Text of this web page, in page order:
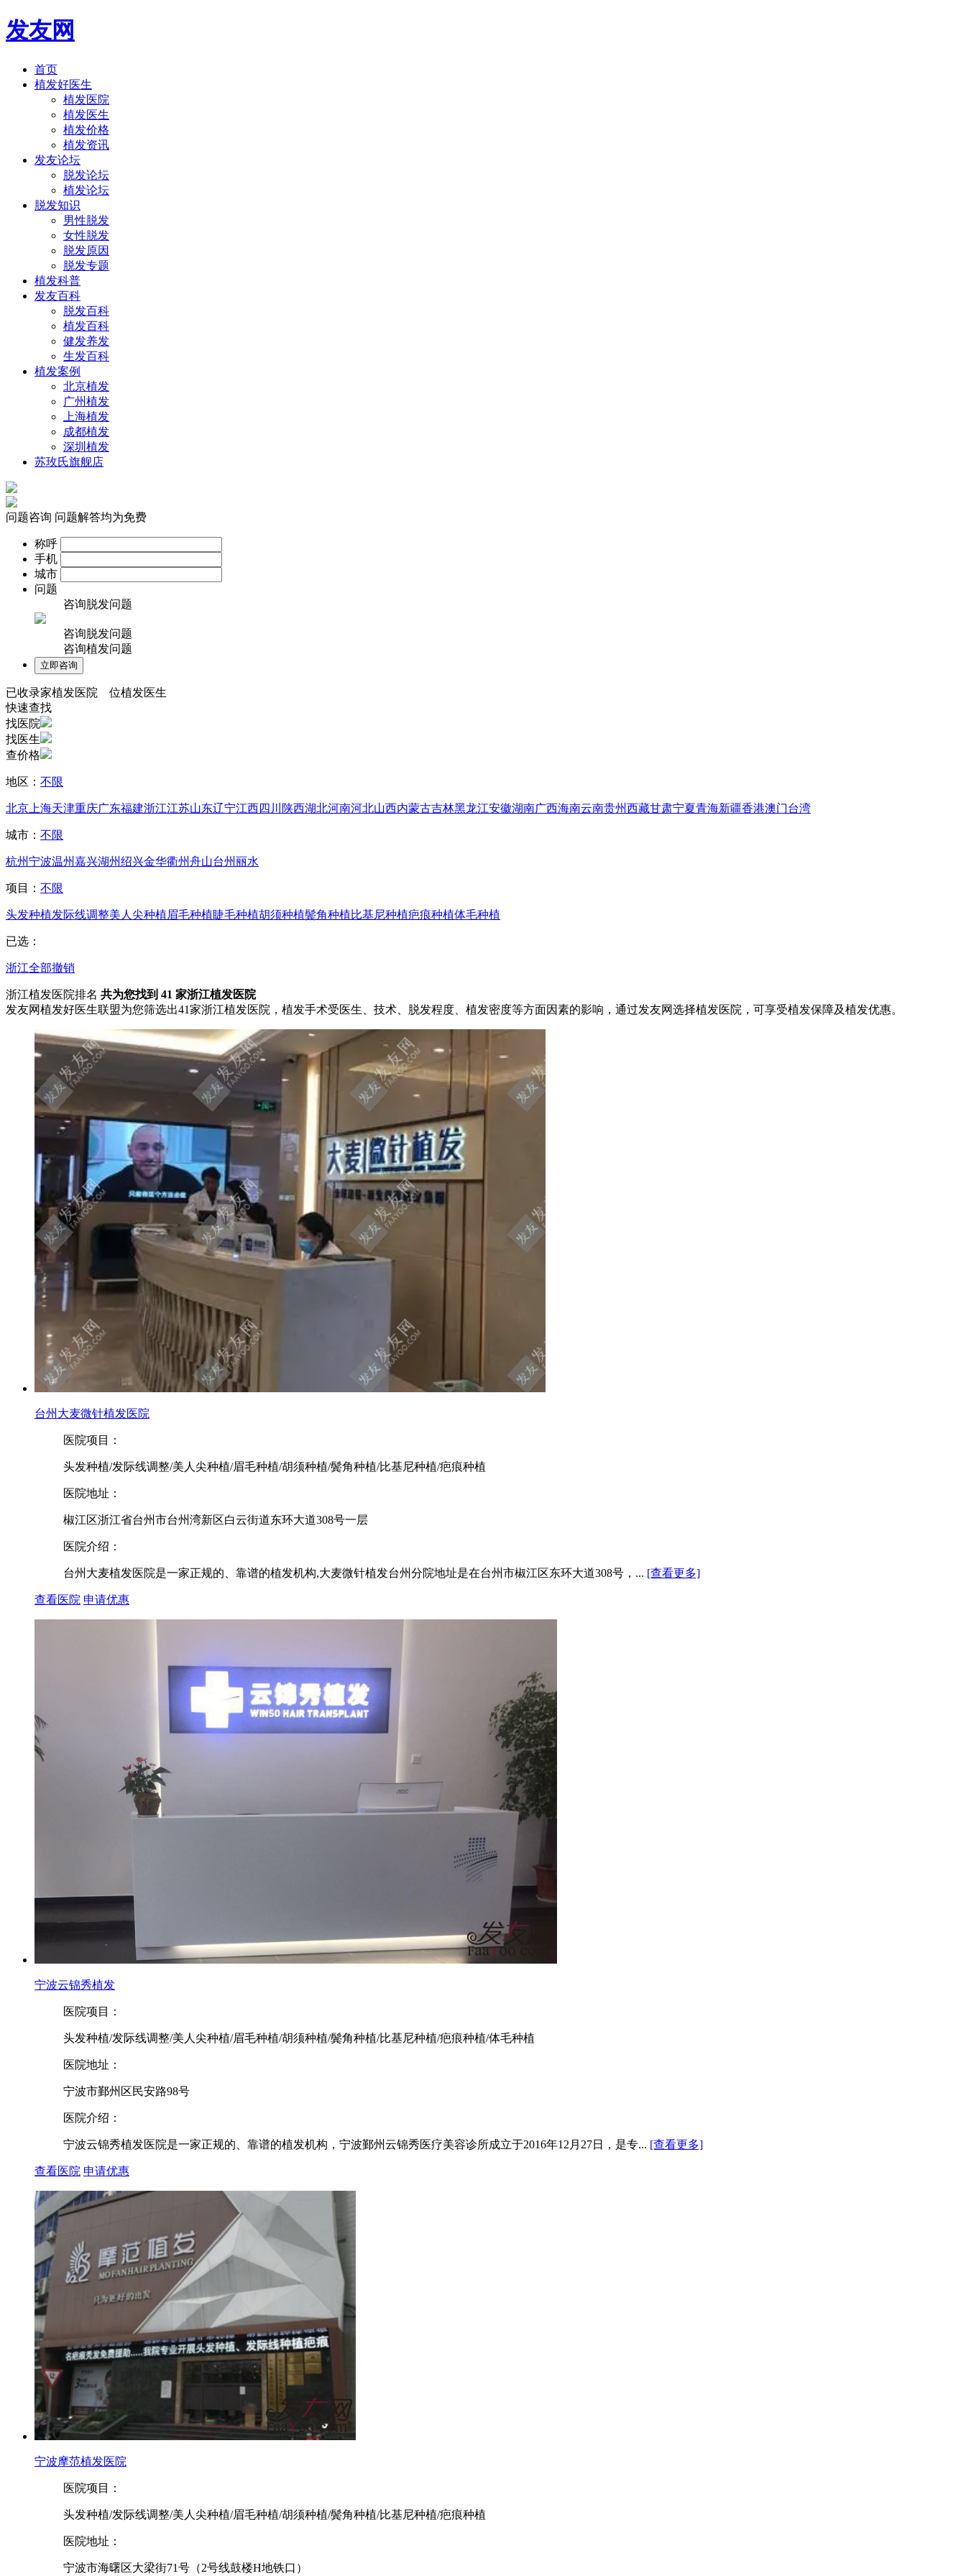
发友网
首页
植发好医生
植发医院
植发医生
植发价格
植发资讯
发友论坛
脱发论坛
植发论坛
脱发知识
男性脱发
女性脱发
脱发原因
脱发专题
植发科普
发友百科
脱发百科
植发百科
健发养发
生发百科
植发案例
北京植发
广州植发
上海植发
成都植发
深圳植发
苏玫氏旗舰店
问题咨询 问题解答均为免费
称呼
手机
城市
问题
咨询脱发问题
咨询脱发问题
咨询植发问题
已收录家植发医院 位植发医生
快速查找
找医院
找医生
查价格
地区： 不限
北京 上海天津重庆广东福建浙江江苏山东辽宁江西四川 陕西湖北河南河北山西内蒙古吉林黑龙江安徽湖南广西海南云南贵州西藏甘肃宁夏青海新疆香港澳门台湾
城市： 不限
杭州宁波温州嘉兴湖州绍兴金华衢州舟山台州丽水
项目： 不限
头发种植发际线调整美人尖种植眉毛种植睫毛种植胡须种植鬓角种植比基尼种植疤痕种植体毛种植
已选：
浙江全部撤销
浙江植发医院排名 共为您找到 41 家浙江植发医院
发友网植发好医生联盟为您筛选出41家浙江植发医院，植发手术受医生、技术、脱发程度、植发密度等方面因素的影响，通过发友网选择植发医院，可享受植发保障及植发优惠。
台州大麦微针植发医院
医院项目：
头发种植/发际线调整/美人尖种植/眉毛种植/胡须种植/鬓角种植/比基尼种植/疤痕种植
医院地址：
椒江区浙江省台州市台州湾新区白云街道东环大道308号一层
医院介绍：
台州大麦植发医院是一家正规的、靠谱的植发机构,大麦微针植发台州分院地址是在台州市椒江区东环大道308号，... [查看更多]
查看医院 申请优惠
宁波云锦秀植发
医院项目：
头发种植/发际线调整/美人尖种植/眉毛种植/胡须种植/鬓角种植/比基尼种植/疤痕种植/体毛种植
医院地址：
宁波市鄞州区民安路98号
医院介绍：
宁波云锦秀植发医院是一家正规的、靠谱的植发机构，宁波鄞州云锦秀医疗美容诊所成立于2016年12月27日，是专... [查看更多]
查看医院 申请优惠
宁波摩范植发医院
医院项目：
头发种植/发际线调整/美人尖种植/眉毛种植/胡须种植/鬓角种植/比基尼种植/疤痕种植
医院地址：
宁波市海曙区大梁街71号（2号线鼓楼H地铁口）